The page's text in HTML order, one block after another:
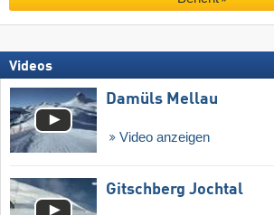
Videos
Damüls Mellau
Video anzeigen
Gitschberg Jochtal